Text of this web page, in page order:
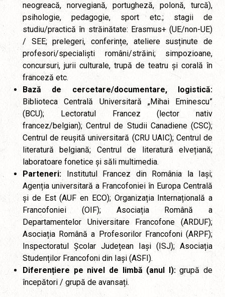
neogreacă, norvegiană, portugheză, polonă, turcă),
psihologie, pedagogie, sport etc.; stagii de
studiu/practică în străinătate: Erasmus+ (UE/non-UE)
/ SEE; prelegeri, conferințe, ateliere susținute de
profesori/specialiști români/străini; simpozioane,
concursuri, jurii culturale, trupă de teatru și corală în
franceză etc.
Bază de cercetare/documentare, logistică:
Biblioteca Centrală Universitară „Mihai Eminescu”
(BCU); Lectoratul Francez (lector nativ
francez/belgian); Centrul de Studii Canadiene (CSC);
Centrul de reușită universitară (CRU UAIC); Centrul de
literatură belgiană; Centrul de literatură elvețiană;
laboratoare fonetice și săli multimedia.
Parteneri: Institutul Francez din România la Iași;
Agenția universitară a Francofoniei în Europa Centrală
și de Est (AUF en ECO); Organizația Internațională a
Francofoniei (OIF); Asociația Română a
Departamentelor Universitare Francofone (ARDUF);
Asociația Română a Profesorilor Francofoni (ARPF);
Inspectoratul Școlar Județean Iași (ISJ); Asociația
Studenților Francofoni din Iași (ASFI).
Diferențiere pe nivel de limbă (anul I):grupă de
începători / grupă de avansați.